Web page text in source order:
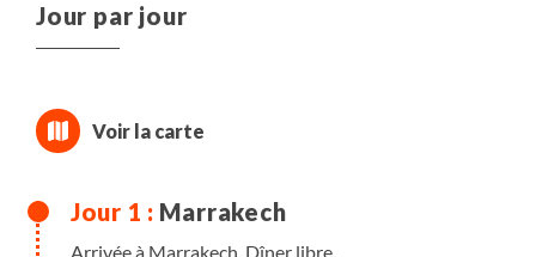
Jour par jour
Marrakech
Arrivée à Marrakech. Dîner libre.